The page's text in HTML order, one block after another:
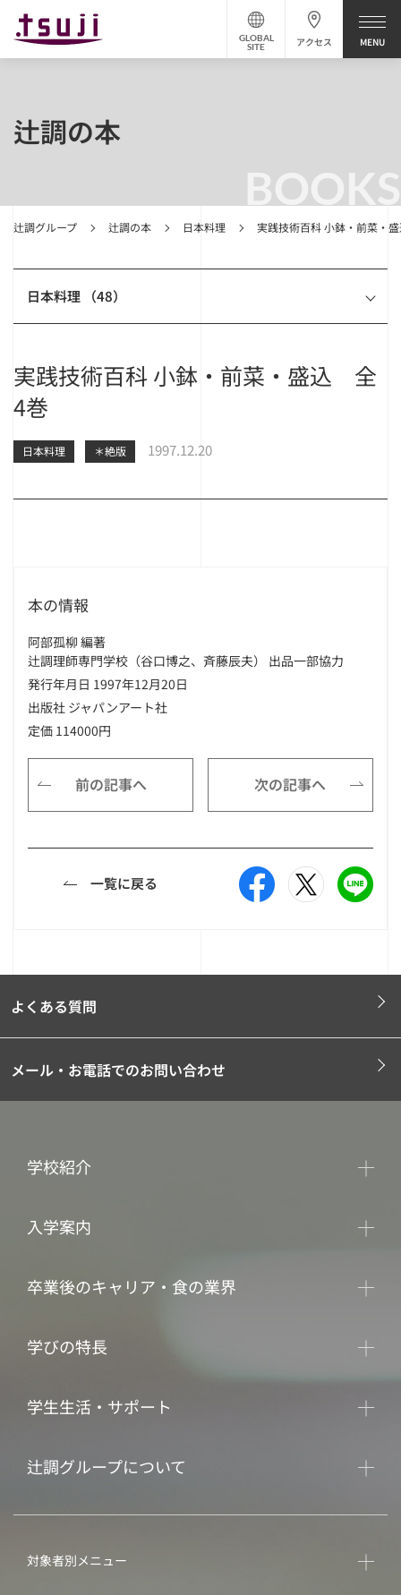
アクセス
GLOBAL
SITE
BOOKS
辻調グループ 辻調の本 日本料理 実践技術百科 小鉢・前菜・
辻調の本
日本料理 （48）
実践技術百科 小鉢・前菜・盛込 全
4巻
日本料理 ＊絶版 1997.12.20
本の情報
阿部孤柳 編著
辻調理師専門学校（谷口博之、斉藤辰夫） 出品一部協力
発行年月日 1997年12月20日
出版社 ジャパンアート社
定価 114000円
前の記事へ 次の記事へ
一覧に戻る
よくある質問
メール・お電話でのお問い合わせ
学校紹介
入学案内
卒業後のキャリア・食の業界
学びの特長
学生生活・サポート
辻調グループについて
対象者別メニュー